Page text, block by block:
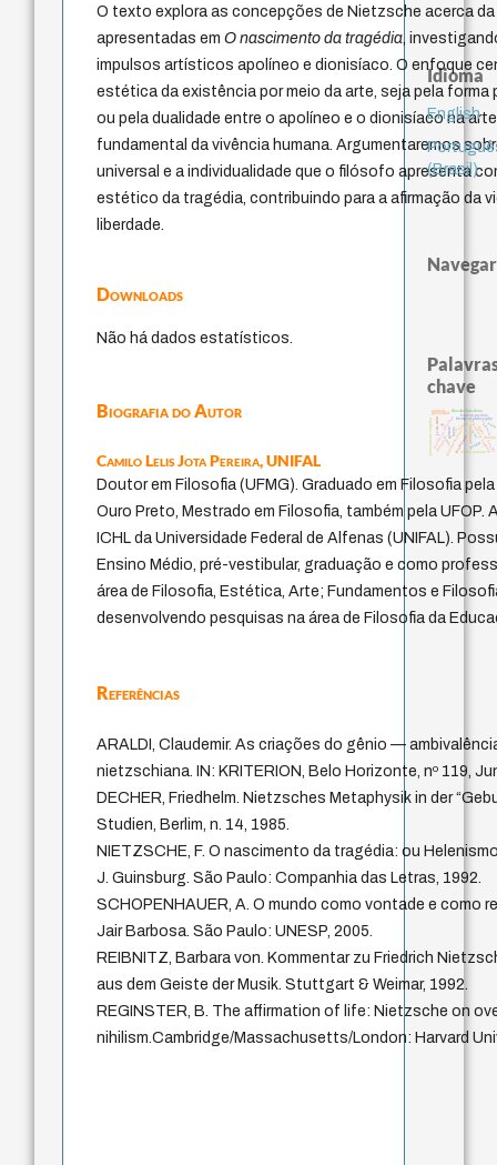
O texto explora as concepções de Nietzsche acerca
apresentadas emO nascimento da tragédia,
impulsos artísticos apolíneo e dionisíaco. O enfoque
estética da existência por meio da arte, seja pela
ou pela dualidade entre o apolíneo e o dionisíaco na
fundamental da vivência humana. Argumentaremos
universal e a individualidade que o filósofo apresenta
estético da tragédia, contribuindo para a afirmação da
liberdade.
Downloads
Não há dados estatísticos.
Biografia do Autor
Camilo Lelis Jota Pereira,UNIFAL
Doutor em Filosofia (UFMG). Graduado em Filosofia
Ouro Preto, Mestrado em Filosofia, também pela
ICHL da Universidade Federal de Alfenas (UNIFAL).
Ensino Médio, pré-vestibular, graduação e como
área de Filosofia, Estética, Arte; Fundamentos e
desenvolvendo pesquisas na área de Filosofia da
Referências
ARALDI, Claudemir. As criações do gênio —
nietzschiana. IN: KRITERION, Belo Horizonte, nº 119,
DECHER, Friedhelm. Nietzsches Metaphysik in der
Studien, Berlim, n. 14, 1985.
NIETZSCHE, F. O nascimento da tragédia: ou
J. Guinsburg. São Paulo: Companhia das Letras, 1992.
SCHOPENHAUER, A. O mundo como vontade e como
Jair Barbosa. São Paulo: UNESP, 2005.
REIBNITZ, Barbara von. Kommentar zu Friedrich
aus dem Geiste der Musik. Stuttgart & Weimar, 1992.
REGINSTER, B. The affirmation of life: Nietzsche on
nihilism.Cambridge/Massachusetts/London: Harvard
Idioma
English
(Brasil)
Navegar
chave
fundamentalismo
jacobi protágorasexperiência temporal
metafísica do tempo
género idade
intolerância
history of philosophy
homem-medida
filosofia brasileira
j.c.m. neto palavra
perdón
leyes violencia
guayaquil
logos
direito romano
lei
pensamento singular desejo
bataille
mind
therapy
animais